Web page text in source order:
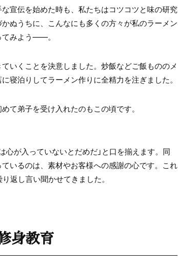
宣伝を始めた時も、私たちはコツコツと味の研究
ぬうちに、こんなにも多くの方々が私のラーメン
てみよう――。
いくことを決意しました。炒飯などご飯もののメ
寝泊りしてラーメン作りに全精力を注ぎました。
て弟子を受け入れたのもこの頃です。
心が入っていないとだめだ」と口を揃えます。同
いるのは、素材やお客様への感謝の心です。これ
返し言い聞かせてきました。
身教育